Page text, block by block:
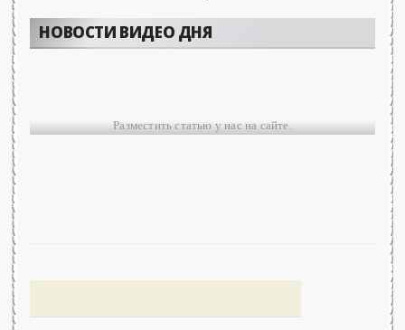
НОВОСТИ ВИДЕО ДНЯ
Разместить статью у нас на сайте.